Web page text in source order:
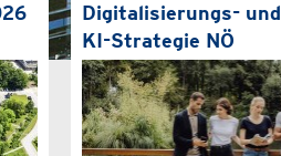
Digitalisierungs- und
KI-Strategie NÖ